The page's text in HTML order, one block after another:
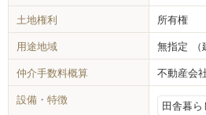
土地権利 所有権
用途地域 無指定
仲介手数料概算 不動産会
設備・特徴
田舎暮ら